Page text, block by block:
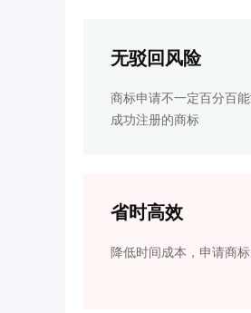
无驳回风险
商标申请不一定百分百
成功注册的商标
省时高效
降低时间成本，申请商